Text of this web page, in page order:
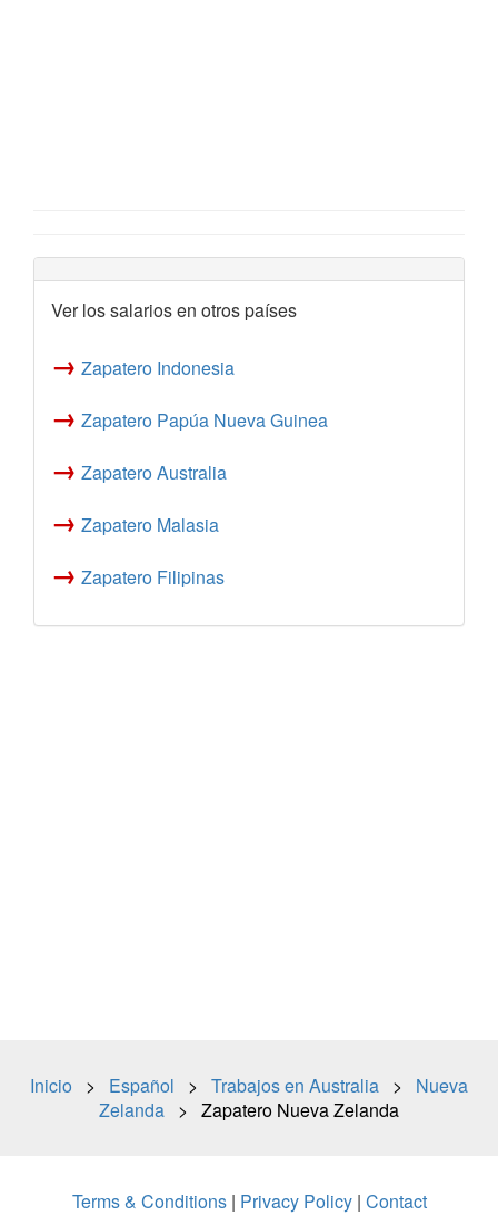
Ver los salarios en otros países
→ Zapatero Indonesia
→ Zapatero Papúa Nueva Guinea
→ Zapatero Australia
→ Zapatero Malasia
→ Zapatero Filipinas
Inicio > Español > Trabajos en Australia > Nueva
Zelanda > Zapatero Nueva Zelanda
Terms & Conditions| Privacy Policy| Contact